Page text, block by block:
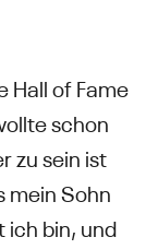
Hall of Fame
schon
zu sein ist
mein Sohn
ich bin, und